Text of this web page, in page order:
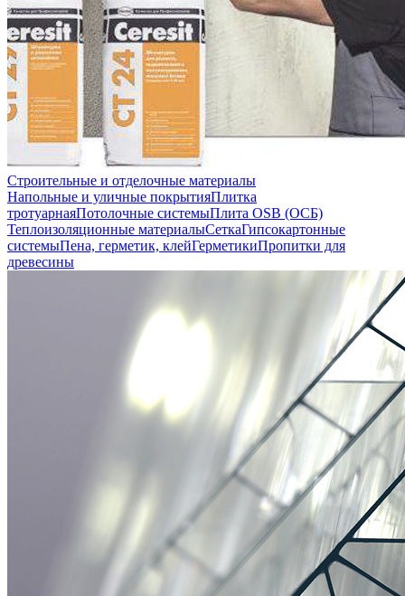
Строительные и отделочные материалы
Напольные и уличные покрытияПлитка
тротуарнаяПотолочные системыПлита OSB (ОСБ)
Теплоизоляционные материалыСеткаГипсокартонные
системыПена, герметик, клейГерметикиПропитки для
древесины